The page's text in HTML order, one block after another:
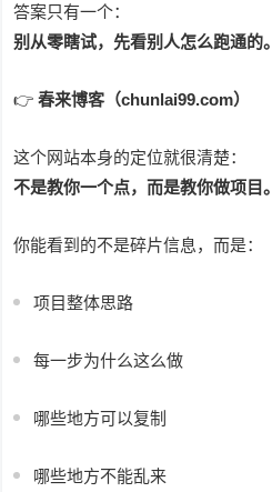
答案只有一个：
别从零瞎试，先看别人怎么跑通的。
👉春来博客（chunlai99.com）
这个网站本身的定位就很清楚：
不是教你一个点，而是教你做项目。
你能看到的不是碎片信息，而是：
项目整体思路
每一步为什么这么做
哪些地方可以复制
哪些地方不能乱来